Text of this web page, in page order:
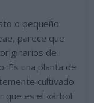
o pequeño
parece que
de
Es una planta de
cultivado
que es el «árbol